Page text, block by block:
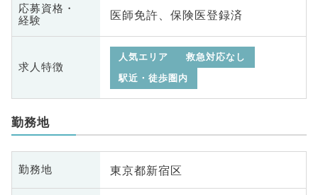
応募資格・
経験
医師免許、保険医登録済
求人特徴
人気エリア
救急対応なし
駅近・徒歩圏内
勤務地
勤務地 東京都新宿区